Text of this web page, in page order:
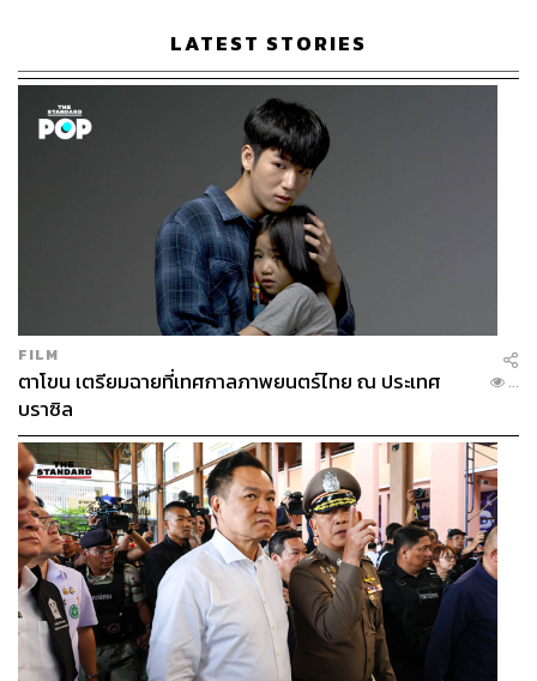
LATEST STORIES
FILM
ตาโขน เตรียมฉายที่เทศกาลภาพยนตร์ไทย ณ ประเทศ
บราซิล
...